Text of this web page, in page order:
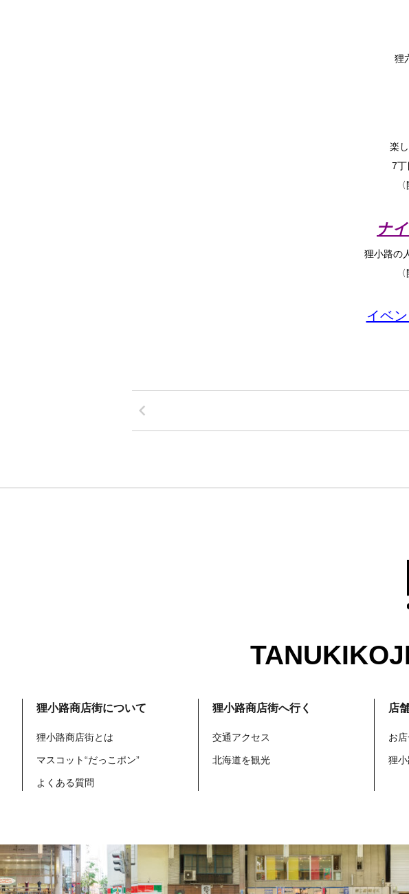
狸
楽
7丁
ナ
狸小路の
イベ
chevron_left
狸小路商店街について
狸小路商店街とは
マスコット“だっこポン”
よくある質問
狸小路商店街へ行く
交通アクセス
北海道を観光
店
お
狸